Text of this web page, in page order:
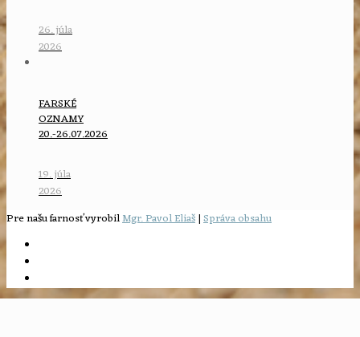
26. júla
2026
FARSKÉ
OZNAMY
20.-26.07.2026
19. júla
2026
Pre našu farnosť vyrobilMgr. Pavol Eliaš|Správa obsahu